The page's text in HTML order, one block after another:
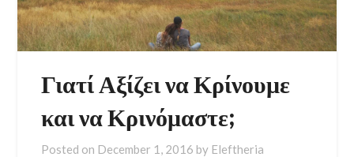
Γιατί Αξίζει να Κρίνουμε
και να Κρινόμαστε;
Posted on December 1, 2016 by Eleftheria